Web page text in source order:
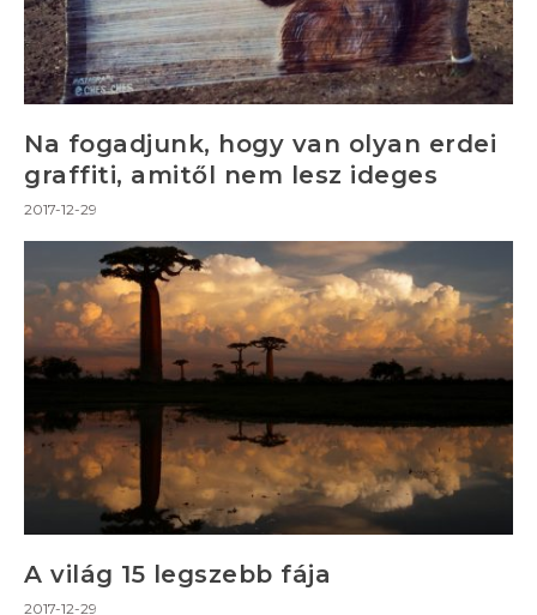
Na fogadjunk, hogy van olyan erdei
graffiti, amitől nem lesz ideges
2017-12-29
A világ 15 legszebb fája
2017-12-29